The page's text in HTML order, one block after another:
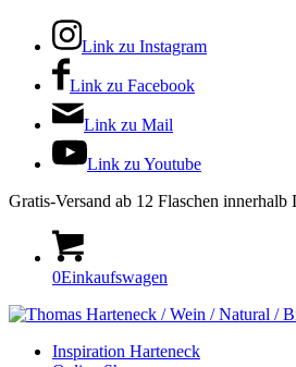
Link zu Instagram
Link zu Facebook
Link zu Mail
Link zu Youtube
Gratis-Versand ab 12 Flaschen
0Einkaufswagen
Inspiration Harteneck